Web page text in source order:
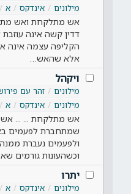
מילונים
אינדקס א
אש מתלקחת ואש
דדין קשה אינה
הקליפה עצמה אינה
אלא שהאש…
ויקהל
מילונים זהר עם
מילונים
אינדקס א
אש מתלקחת ... ...
שמתחברת לפעמים
ולפעמים נעברת
וכשהעונות גורמים
יתרו
מילונים אינדקס א